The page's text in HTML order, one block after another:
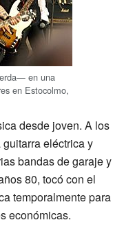
en una
en Estocolmo,
desde joven. A los
eléctrica y
bandas de garaje y
80, tocó con el
temporalmente para
económicas.